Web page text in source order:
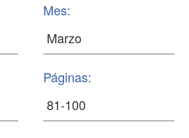
Mes:
Páginas: